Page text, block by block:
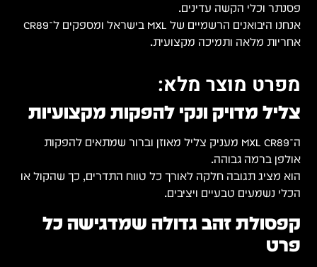
פסנתר וכלי הקשה עדינים.
אנחנו היבואנים הרשמיים של MXL בישראל ומספקים ל־CR89
אחריות מלאה ותמיכה מקצועית.
מפרט מוצר מלא:
צליל מדויק ונקי להפקות מקצועיות
ה־MXL CR89 מעניק צליל מאוזן וברור שמתאים להפקות
אולפן ברמה גבוהה.
הוא מציג תגובה חלקה לאורך כל טווח התדרים, כך שהקול או
הכלי נשמעים טבעיים ויציבים.
קפסולת זהב גדולה שמדגישה כל
פרט